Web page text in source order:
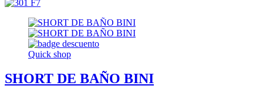
Quick shop
SHORT DE BAÑO BINI